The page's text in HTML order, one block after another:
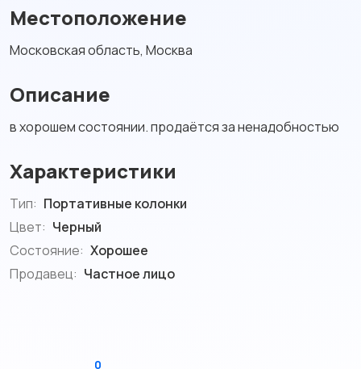
Местоположение
Московская область, Москва
Описание
в хорошем состоянии. продаётся за ненадобностью
Характеристики
Тип: Портативные колонки
Цвет: Черный
Состояние: Хорошее
Продавец: Частное лицо
0